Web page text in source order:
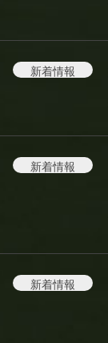
新着情報
新着情報
新着情報